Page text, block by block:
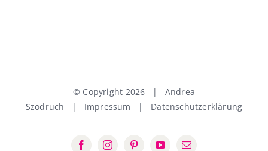
© Copyright 2026 | Andrea
Szodruch | Impressum | Datenschutzerklärung
FacebookInstagramPinterestYouTube
E-